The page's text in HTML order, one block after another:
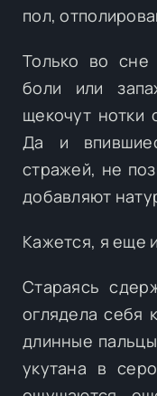
пол,
Только во сне
боли или
щекочут нотки
Да и
стражей, не
добавляют
Кажется, я еще
Стараясь
оглядела себя
длинные
укутана в